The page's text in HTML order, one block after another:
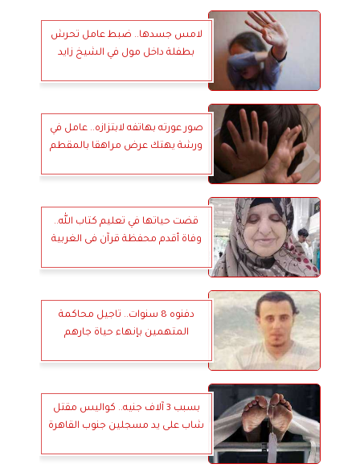
لامس جسدها.. ضبط عامل تحرش
بطفلة داخل مول في الشيخ زايد
صور عورته بهاتفه لابتزازه.. عامل في
ورشة يهتك عرض مراهقا بالمقطم
قضت حياتها في تعليم كتاب الله..
وفاة أقدم محفظة قرآن فى الغربية
دفنوه 8 سنوات.. تاجيل محاكمة
المتهمين بإنهاء حياة جارهم
بسبب 3 آلاف جنيه.. كواليس مقتل
شاب على يد مسجلين جنوب القاهرة